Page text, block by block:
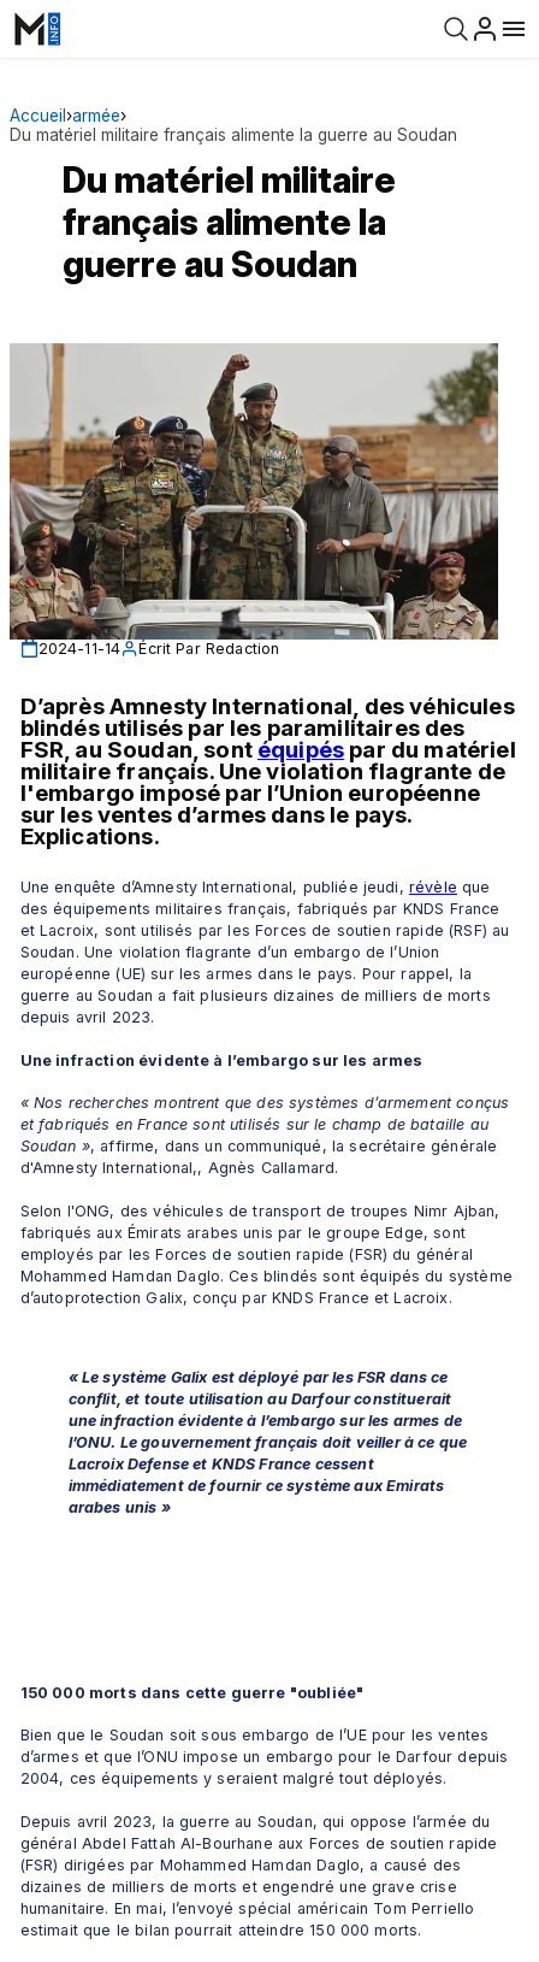
Accueil ›armée›
Du matériel militaire français alimente la guerre au Soudan
Du matériel militaire
français alimente la
guerre au Soudan
2024-11-14 Écrit Par Redaction
D’après Amnesty International, des véhicules
blindés utilisés par les paramilitaires des
FSR, au Soudan, sont équipés par du matériel
militaire français. Une violation flagrante de
l'embargo imposé par l’Union européenne
sur les ventes d’armes dans le pays.
Explications.
Une enquête d’Amnesty International, publiée jeudi, révèle que
des équipements militaires français, fabriqués par KNDS France
et Lacroix, sont utilisés par les Forces de soutien rapide (RSF) au
Soudan. Une violation flagrante d’un embargo de l’Union
européenne (UE) sur les armes dans le pays. Pour rappel, la
guerre au Soudan a fait plusieurs dizaines de milliers de morts
depuis avril 2023.
Une infraction évidente à l’embargo sur les armes
« Nos recherches montrent que des systèmes d’armement conçus
et fabriqués en France sont utilisés sur le champ de bataille au
Soudan », affirme, dans un communiqué, la secrétaire générale
d'Amnesty International,, Agnès Callamard.
Selon l'ONG, des véhicules de transport de troupes Nimr Ajban,
fabriqués aux Émirats arabes unis par le groupe Edge, sont
employés par les Forces de soutien rapide (FSR) du général
Mohammed Hamdan Daglo. Ces blindés sont équipés du système
d’autoprotection Galix, conçu par KNDS France et Lacroix.
« Le système Galix est déployé par les FSR dans ce
conflit, et toute utilisation au Darfour constituerait
une infraction évidente à l’embargo sur les armes de
l’ONU. Le gouvernement français doit veiller à ce que
Lacroix Defense et KNDS France cessent
immédiatement de fournir ce système aux Emirats
arabes unis »
150 000 morts dans cette guerre "oubliée"
Bien que le Soudan soit sous embargo de l’UE pour les ventes
d’armes et que l’ONU impose un embargo pour le Darfour depuis
2004, ces équipements y seraient malgré tout déployés.
Depuis avril 2023, la guerre au Soudan, qui oppose l’armée du
général Abdel Fattah Al-Bourhane aux Forces de soutien rapide
(FSR) dirigées par Mohammed Hamdan Daglo, a causé des
dizaines de milliers de morts et engendré une grave crise
humanitaire. En mai, l’envoyé spécial américain Tom Perriello
estimait que le bilan pourrait atteindre 150 000 morts.